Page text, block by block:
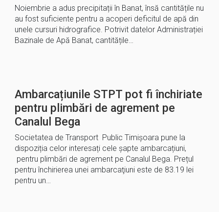
Noiembrie a adus precipitații în Banat, însă cantitățile nu
au fost suficiente pentru a acoperi deficitul de apă din
unele cursuri hidrografice. Potrivit datelor Administrației
Bazinale de Apă Banat, cantitățile…
Ambarcațiunile STPT pot fi închiriate
pentru plimbări de agrement pe
Canalul Bega
Societatea de Transport Public Timișoara pune la
dispoziția celor interesați cele șapte ambarcațiuni,
pentru plimbări de agrement pe Canalul Bega. Prețul
pentru închirierea unei ambarcaţiuni este de 83.19 lei
pentru un…